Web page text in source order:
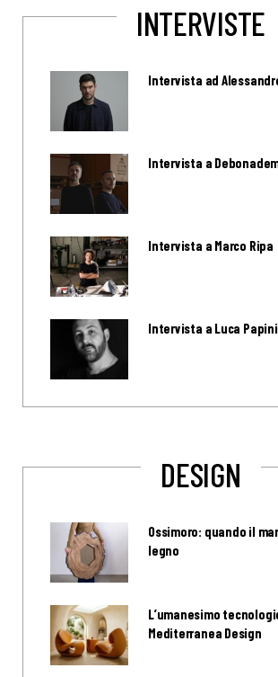
INTERVISTE
Intervista ad
Intervista a
Intervista a Marco Ripa
Intervista a Luca Papini
DESIGN
Ossimoro: quando il
legno
L’umanesimo
Mediterranea Design